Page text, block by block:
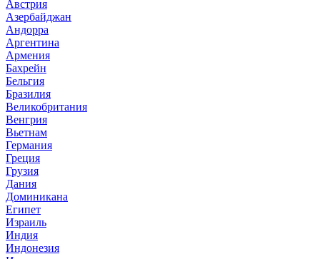
Австрия
Азербайджан
Андорра
Аргентина
Армения
Бахрейн
Бельгия
Бразилия
Великобритания
Венгрия
Вьетнам
Германия
Греция
Грузия
Дания
Доминикана
Египет
Израиль
Индия
Индонезия